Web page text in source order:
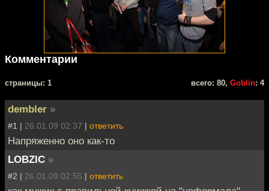
Комментарии
cтраницы: 1 всего: 80, Goblin: 4
dembler »
#1 | 26.01.09 02:37 | ответить
Напряженно оно как-то
LOBZIC »
#2 | 26.01.09 02:55 | ответить